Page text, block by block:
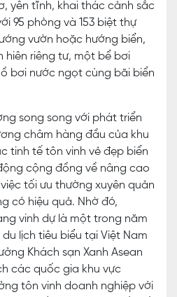
yên tĩnh, khai thác cảnh sắc
95 phòng và 153 biệt thự
vườn hoặc hướng biển,
riêng tư, một bể bơi
bơi nước ngọt cùng bãi biển
song song với phát triển
châm hàng đầu của khu
tinh tế tôn vinh vẻ đẹp biển
cộng đồng về nâng cao
tối ưu thường xuyên quản
có hiệu quả. Nhờ đó,
vinh dự là một trong năm
lịch tiêu biểu tại Việt Nam
Khách sạn Xanh Asean
các quốc gia khu vực
tôn vinh doanh nghiệp với